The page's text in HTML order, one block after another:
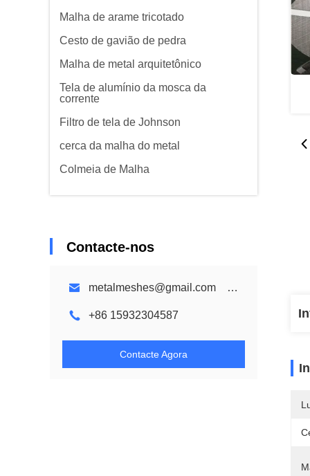
Malha de arame tricotado
Cesto de gavião de pedra
Malha de metal arquitetônico
Tela de alumínio da mosca da
corrente
Filtro de tela de Johnson
cerca da malha do metal
Colmeia de Malha
Contacte-nos
metalmeshes@gmail.com karen@bmmetalmesh.com
+86 15932304587
Contacte Agora